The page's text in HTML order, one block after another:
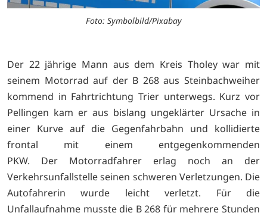
Foto: Symbolbild/Pixabay
Der 22 jährige Mann aus dem Kreis Tholey war mit
seinem Motorrad auf der B 268 aus Steinbachweiher
kommend in Fahrtrichtung Trier unterwegs. Kurz vor
Pellingen kam er aus bislang ungeklärter Ursache in
einer Kurve auf die Gegenfahrbahn und kollidierte
frontal mit einem entgegenkommenden
PKW. Der Motorradfahrer erlag noch an der
Verkehrsunfallstelle seinen schweren Verletzungen. Die
Autofahrerin wurde leicht verletzt. Für die
Unfallaufnahme musste die B 268 für mehrere Stunden